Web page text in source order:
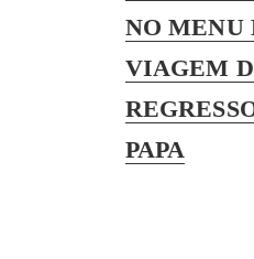
NO MENU
VIAGEM
PAPA